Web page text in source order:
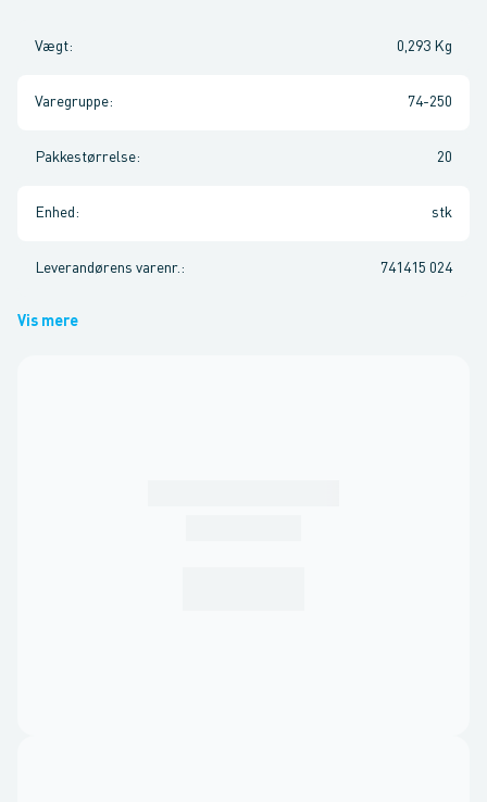
Vægt: 0,293 Kg
Varegruppe: 74-250
Pakkestørrelse: 20
Enhed : stk
Leverandørens varenr. : 741415 024
Vis mere